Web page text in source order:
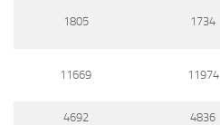
1734
1805
11974
11669
4836
4692